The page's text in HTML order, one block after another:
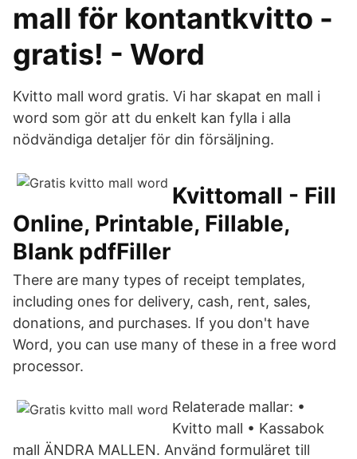
mall för kontantkvitto -
gratis! - Word
Kvitto mall word gratis. Vi har skapat en mall i
word som gör att du enkelt kan fylla i alla
nödvändiga detaljer för din försäljning.
Kvittomall - Fill
Online, Printable, Fillable,
Blank pdfFiller
There are many types of receipt templates,
including ones for delivery, cash, rent, sales,
donations, and purchases. If you don't have
Word, you can use many of these in a free word
processor.
Relaterade mallar: •
Kvitto mall • Kassabok
mall ÄNDRA MALLEN. Använd formuläret till